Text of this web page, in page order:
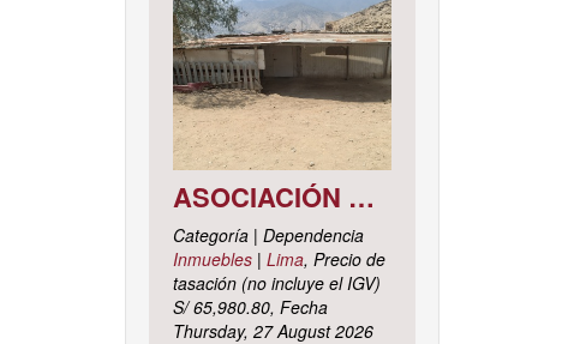
ASOCIACIÓN DE VIVIENDA LOS CACTUS MZ. C LOTE 9, DISTRITO DE PACHACAMAC, PROVINCIA Y DEPARTAMENTO DE LIMA
Categoría | Dependencia
Inmuebles| Lima, Precio de
tasación (no incluye el IGV)
S/ 65,980.80, Fecha
Thursday, 27 August 2026